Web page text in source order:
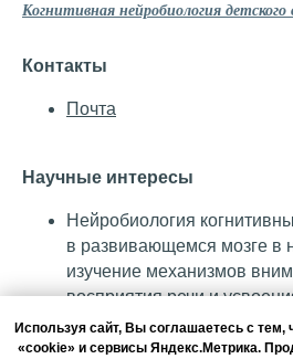
Когнитивная нейробиология детского
Контакты
Почта
Научные интересы
Нейробиология
в развивающемся мозге в
изучение механизмов
восприятия речи и
научения, в т. ч.
нейропластичности в
Используя сайт, Вы соглашаетесь с
«cookie» и сервисы Яндекс.Метрика.